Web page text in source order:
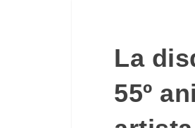
La
55º